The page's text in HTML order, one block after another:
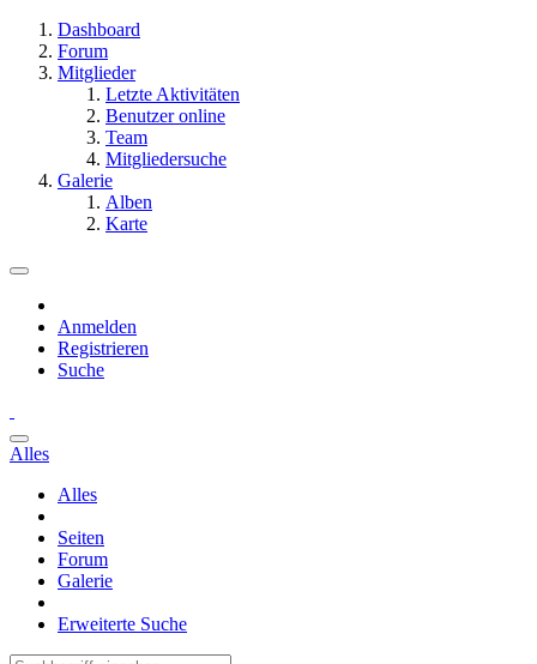
Dashboard
Forum
Mitglieder
Letzte Aktivitäten
Benutzer online
Team
Mitgliedersuche
Galerie
Alben
Karte
Anmelden
Registrieren
Suche
Alles
Alles
Seiten
Forum
Galerie
Erweiterte Suche